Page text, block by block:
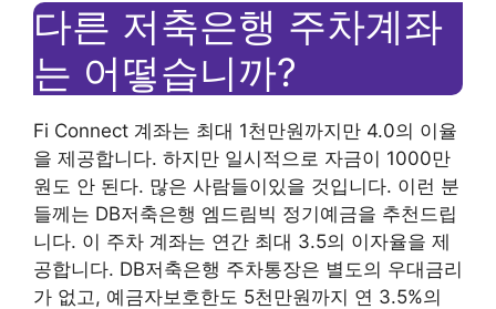
다른 저축은행 주차계좌
는 어떻습니까?
Fi Connect 계좌는 최대 1천만원까지만 4.0의 이율
을 제공합니다. 하지만 일시적으로 자금이 1000만
원도 안 된다. 많은 사람들이있을 것입니다. 이런 분
들께는 DB저축은행 엠드림빅 정기예금을 추천드립
니다. 이 주차 계좌는 연간 최대 3.5의 이자율을 제
공합니다. DB저축은행 주차통장은 별도의 우대금리
가 없고, 예금자보호한도 5천만원까지 연 3.5%의